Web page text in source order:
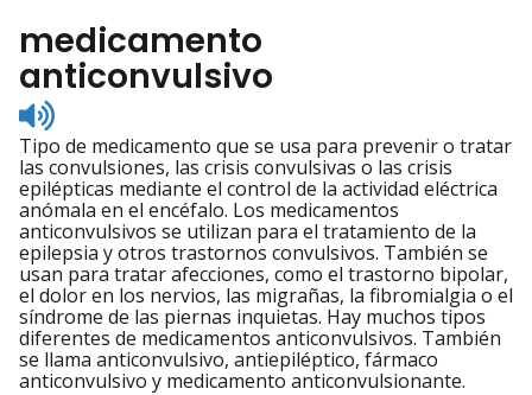
medicamento
anticonvulsivo
Listen
to
pronunciation
Tipo de medicamento que se usa para prevenir o tratar
las convulsiones, las crisis convulsivas o las crisis
epilépticas mediante el control de la actividad eléctrica
anómala en el encéfalo. Los medicamentos
anticonvulsivos se utilizan para el tratamiento de la
epilepsia y otros trastornos convulsivos. También se
usan para tratar afecciones, como el trastorno bipolar,
el dolor en los nervios, las migrañas, la fibromialgia o el
síndrome de las piernas inquietas. Hay muchos tipos
diferentes de medicamentos anticonvulsivos. También
se llama anticonvulsivo, antiepiléptico, fármaco
anticonvulsivo y medicamento anticonvulsionante.